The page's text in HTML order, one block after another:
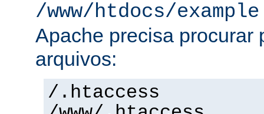
/www/htdocs/example
Apache precisa procurar
arquivos:
/.htaccess